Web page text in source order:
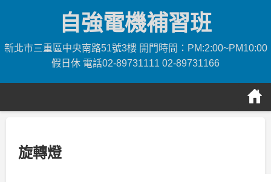
自強電機補習班
新北市三重區中央南路51號3樓 開門時間：PM:2:00~PM10:00
假日休 電話02-89731111 02-89731166
旋轉燈